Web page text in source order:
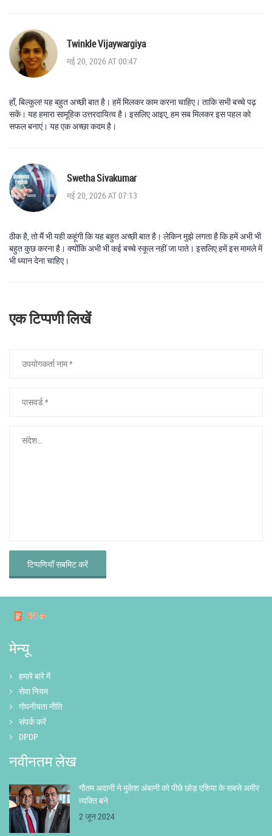
Twinkle Vijaywargiya
मई 20, 2026 AT 00:47
हाँ, बिल्कुल! यह बहुत अच्छी बात है। हमें मिलकर काम करना चाहिए। ताकि सभी बच्चे पढ़
सकें। यह हमारा सामूहिक उत्तरदायित्व है। इसलिए आइए, हम सब मिलकर इस पहल को
सफल बनाएं। यह एक अच्छा कदम है।
Swetha Sivakumar
मई 20, 2026 AT 07:13
ठीक है, तो मैं भी यही कहूंगी कि यह बहुत अच्छी बात है। लेकिन मुझे लगता है कि हमें अभी भी
बहुत कुछ करना है। क्योंकि अभी भी कई बच्चे स्कूल नहीं जा पाते। इसलिए हमें इस मामले में
भी ध्यान देना चाहिए।
एक टिप्पणी लिखें
टिप्पणियाँ सबमिट करें
मेन्यू
हमारे बारे में
सेवा नियम
गोपनीयता नीति
संपर्क करें
DPDP
नवीनतम लेख
गौतम अदानी ने मुकेश अंबानी को पीछे छोड़ एशिया के सबसे अमीर
व्यक्ति बने
2 जून 2024